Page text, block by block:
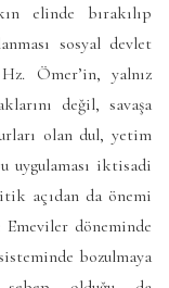
elinde bırakılıp
sosyal devlet
Ömer’in, yalnız
değil, savaşa
olan dul, yetim
uygulaması iktisadi
açıdan da önemi
döneminde
bozulmaya